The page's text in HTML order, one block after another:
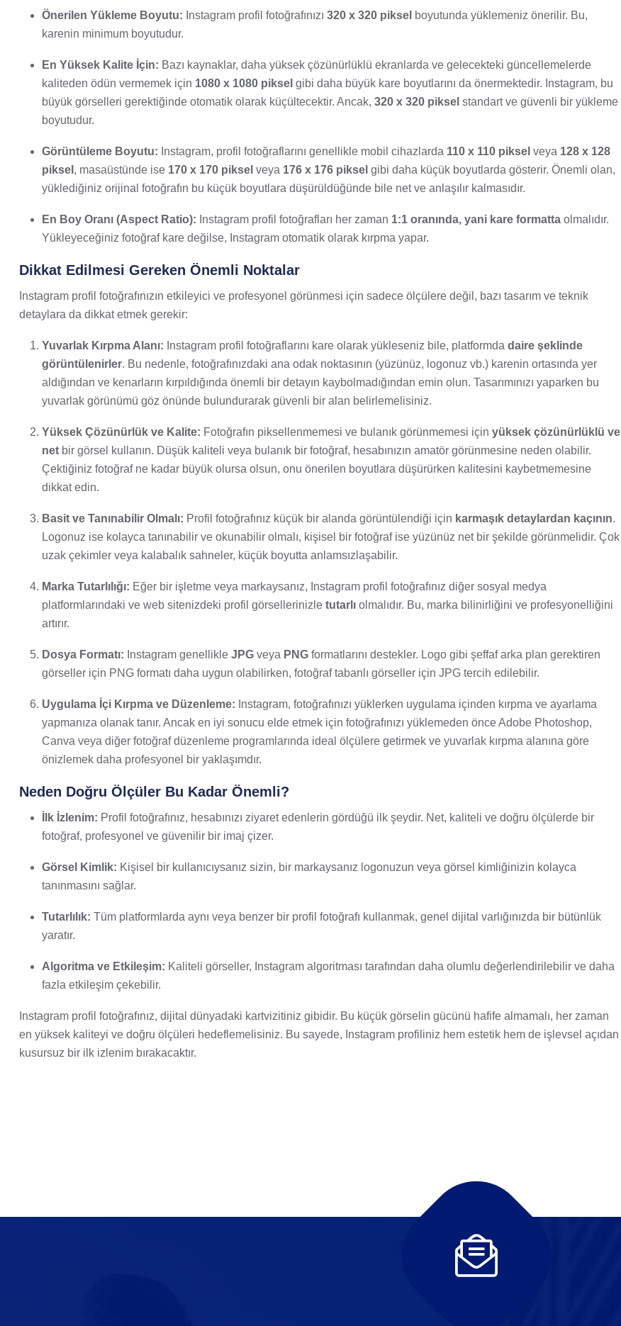
Önerilen Yükleme Boyutu: Instagram profil fotoğrafınızı 320 x 320 piksel boyutunda yüklemeniz önerilir. Bu,
karenin minimum boyutudur.
En Yüksek Kalite İçin: Bazı kaynaklar, daha yüksek çözünürlüklü ekranlarda ve gelecekteki güncellemelerde
kaliteden ödün vermemek için 1080 x 1080 piksel gibi daha büyük kare boyutlarını da önermektedir. Instagram, bu
büyük görselleri gerektiğinde otomatik olarak küçültecektir. Ancak, 320 x 320 piksel standart ve güvenli bir yükleme
boyutudur.
Görüntüleme Boyutu: Instagram, profil fotoğraflarını genellikle mobil cihazlarda 110 x 110 piksel veya 128 x 128
piksel , masaüstünde ise 170 x 170 piksel veya 176 x 176 piksel gibi daha küçük boyutlarda gösterir. Önemli olan,
yüklediğiniz orijinal fotoğrafın bu küçük boyutlara düşürüldüğünde bile net ve anlaşılır kalmasıdır.
En Boy Oranı (Aspect Ratio): Instagram profil fotoğrafları her zaman 1:1 oranında, yani kare formatta olmalıdır.
Yükleyeceğiniz fotoğraf kare değilse, Instagram otomatik olarak kırpma yapar.
Dikkat Edilmesi Gereken Önemli Noktalar
Instagram profil fotoğrafınızın etkileyici ve profesyonel görünmesi için sadece ölçülere değil, bazı tasarım ve teknik
detaylara da dikkat etmek gerekir:
Yuvarlak Kırpma Alanı: Instagram profil fotoğraflarını kare olarak yükleseniz bile, platformda daire şeklinde
görüntülenirler. Bu nedenle, fotoğrafınızdaki ana odak noktasının (yüzünüz, logonuz vb.) karenin ortasında yer
aldığından ve kenarların kırpıldığında önemli bir detayın kaybolmadığından emin olun. Tasarımınızı yaparken bu
yuvarlak görünümü göz önünde bulundurarak güvenli bir alan belirlemelisiniz.
Yüksek Çözünürlük ve Kalite: Fotoğrafın piksellenmemesi ve bulanık görünmemesi için yüksek çözünürlüklü ve
net bir görsel kullanın. Düşük kaliteli veya bulanık bir fotoğraf, hesabınızın amatör görünmesine neden olabilir.
Çektiğiniz fotoğraf ne kadar büyük olursa olsun, onu önerilen boyutlara düşürürken kalitesini kaybetmemesine
dikkat edin.
Basit ve Tanınabilir Olmalı: Profil fotoğrafınız küçük bir alanda görüntülendiği için karmaşık detaylardan kaçının.
Logonuz ise kolayca tanınabilir ve okunabilir olmalı, kişisel bir fotoğraf ise yüzünüz net bir şekilde görünmelidir. Çok
uzak çekimler veya kalabalık sahneler, küçük boyutta anlamsızlaşabilir.
Marka Tutarlılığı: Eğer bir işletme veya markaysanız, Instagram profil fotoğrafınız diğer sosyal medya
platformlarındaki ve web sitenizdeki profil görsellerinizle tutarlı olmalıdır. Bu, marka bilinirliğini ve profesyonelliğini
artırır.
Dosya Formatı: Instagram genellikle JPG veya PNG formatlarını destekler. Logo gibi şeffaf arka plan gerektiren
görseller için PNG formatı daha uygun olabilirken, fotoğraf tabanlı görseller için JPG tercih edilebilir.
Uygulama İçi Kırpma ve Düzenleme: Instagram, fotoğrafınızı yüklerken uygulama içinden kırpma ve ayarlama
yapmanıza olanak tanır. Ancak en iyi sonucu elde etmek için fotoğrafınızı yüklemeden önce Adobe Photoshop,
Canva veya diğer fotoğraf düzenleme programlarında ideal ölçülere getirmek ve yuvarlak kırpma alanına göre
önizlemek daha profesyonel bir yaklaşımdır.
Neden Doğru Ölçüler Bu Kadar Önemli?
İlk İzlenim: Profil fotoğrafınız, hesabınızı ziyaret edenlerin gördüğü ilk şeydir. Net, kaliteli ve doğru ölçülerde bir
fotoğraf, profesyonel ve güvenilir bir imaj çizer.
Görsel Kimlik: Kişisel bir kullanıcıysanız sizin, bir markaysanız logonuzun veya görsel kimliğinizin kolayca
tanınmasını sağlar.
Tutarlılık: Tüm platformlarda aynı veya benzer bir profil fotoğrafı kullanmak, genel dijital varlığınızda bir bütünlük
yaratır.
Algoritma ve Etkileşim: Kaliteli görseller, Instagram algoritması tarafından daha olumlu değerlendirilebilir ve daha
fazla etkileşim çekebilir.
Instagram profil fotoğrafınız, dijital dünyadaki kartvizitiniz gibidir. Bu küçük görselin gücünü hafife almamalı, her zaman
en yüksek kaliteyi ve doğru ölçüleri hedeflemelisiniz. Bu sayede, Instagram profiliniz hem estetik hem de işlevsel açıdan
kusursuz bir ilk izlenim bırakacaktır.